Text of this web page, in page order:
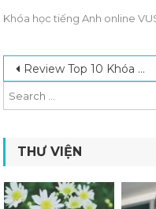
Khóa học tiếng Anh online
Post
Review Top 10 Khóa Học Tiếng Anh Online Uy Tín Hàng Đầu
THƯ VIỆN